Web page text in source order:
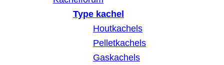
Type kachel
Houtkachels
Pelletkachels
Gaskachels